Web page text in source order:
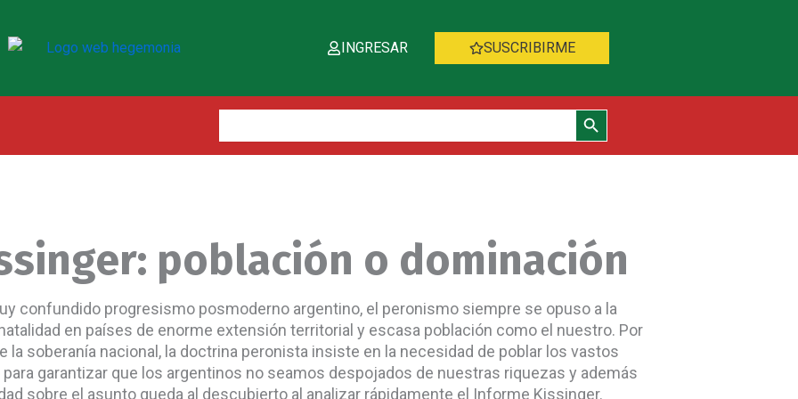
INGRESAR SUSCRIBIRME
Botón de búsqueda
población o dominación
confundido progresismo posmoderno argentino, el peronismo siempre se opuso a la
en países de enorme extensión territorial y escasa población como el nuestro. Por
soberanía nacional, la doctrina peronista insiste en la necesidad de poblar los vastos
garantizar que los argentinos no seamos despojados de nuestras riquezas y además
sobre el asunto queda al descubierto al analizar rápidamente el Informe Kissinger.